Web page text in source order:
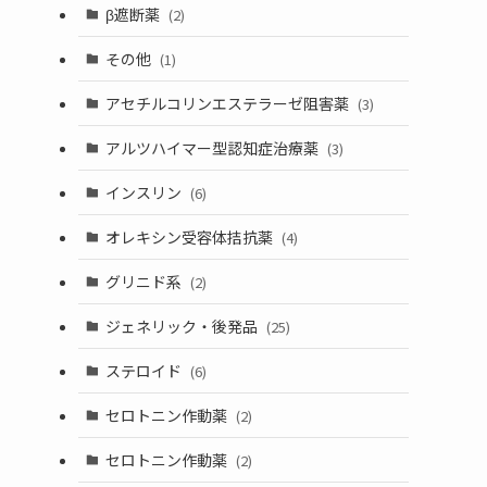
β遮断薬 (2)
その他 (1)
アセチルコリンエステラーゼ阻害薬 (3)
アルツハイマー型認知症治療薬 (3)
インスリン (6)
オレキシン受容体拮抗薬 (4)
グリニド系 (2)
ジェネリック・後発品 (25)
ステロイド (6)
セロトニン作動薬 (2)
セロトニン作動薬 (2)